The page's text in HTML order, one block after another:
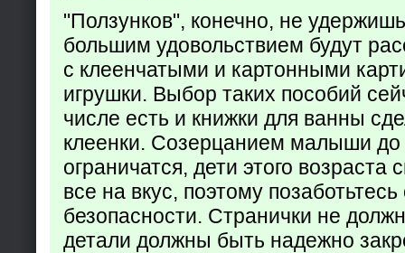
"Ползунков", конечно, не
большим удовольствием будут
с клеенчатыми и картонными
игрушки. Выбор таких пособий
числе есть и книжки для ванны
клеенки. Созерцанием малыши до
ограничатся, дети этого возраста
все на вкус, поэтому позаботьтесь
безопасности. Странички не
детали должны быть надежно